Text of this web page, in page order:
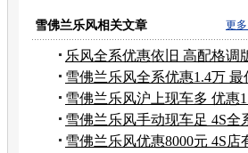
更
雪佛兰乐风相关文章
乐风全系优惠依旧 高配格调
万
雪佛兰乐风全系优惠1.4万 最
元
雪佛兰乐风沪上现车多 优惠
潢
雪佛兰乐风手动现车足 4S全
惠
雪佛兰乐风优惠8000元 4S店